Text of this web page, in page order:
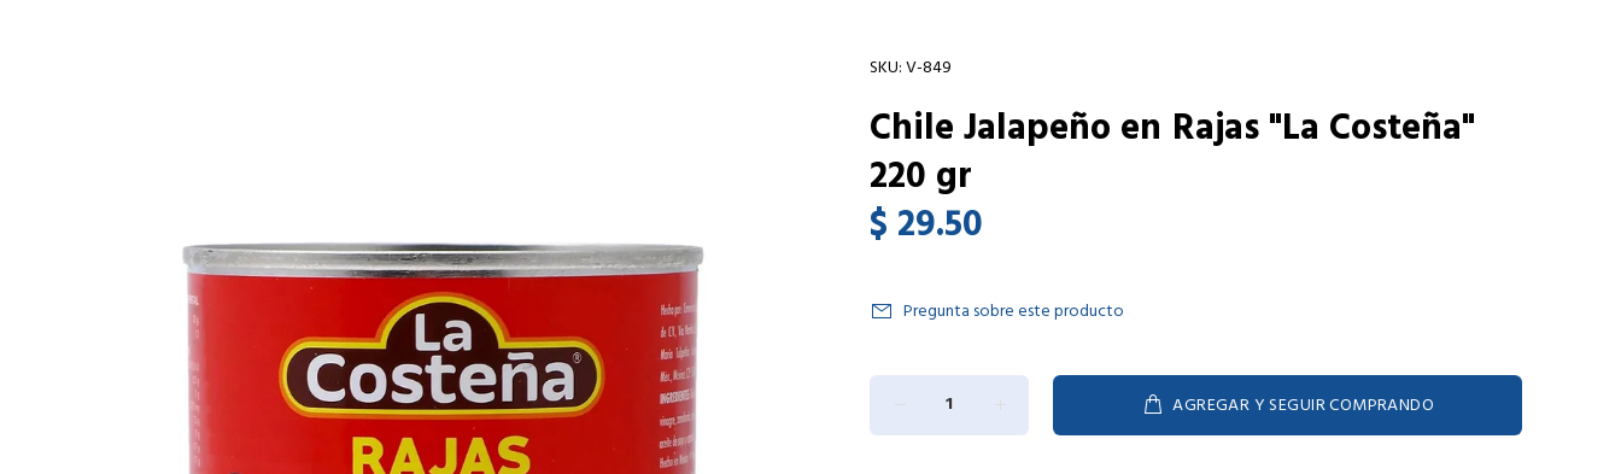
SKU:V-849
Chile Jalapeño en Rajas "La Costeña"
220 gr
$ 29.50
Pregunta sobre este producto
AGREGAR Y SEGUIR COMPRANDO